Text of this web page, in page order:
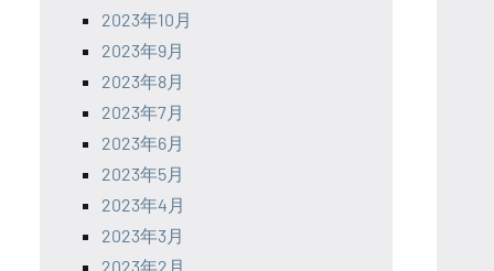
2023年10月
2023年9月
2023年8月
2023年7月
2023年6月
2023年5月
2023年4月
2023年3月
2023年2月